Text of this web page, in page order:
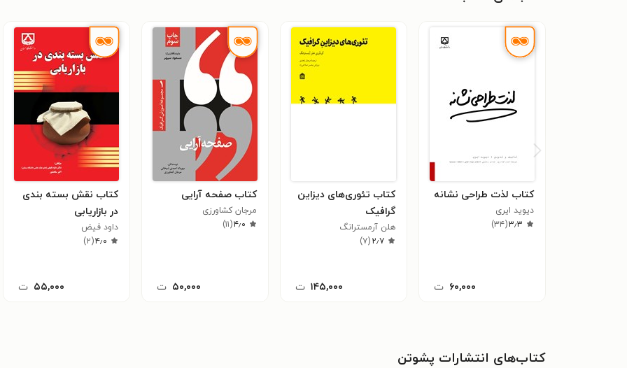
کتاب لذت طراحی نشانه
دیوید ایری
۳٫۳(۳۴)
۶۰,۰۰۰ ت
کتاب تئوری‌های دیزاین
گرافیک
هلن آرمسترانگ
۲٫۷(۷)
۱۴۵,۰۰۰ ت
کتاب صفحه آرایی
مرجان کشاورزی
۴٫۰(۱۱)
۵۰,۰۰۰ ت
کتاب نقش بسته بندی
در بازاریابی
داود فیض
۴٫۰(۲)
۵۵,۰۰۰ ت
کتاب‌های انتشارات پشوتن